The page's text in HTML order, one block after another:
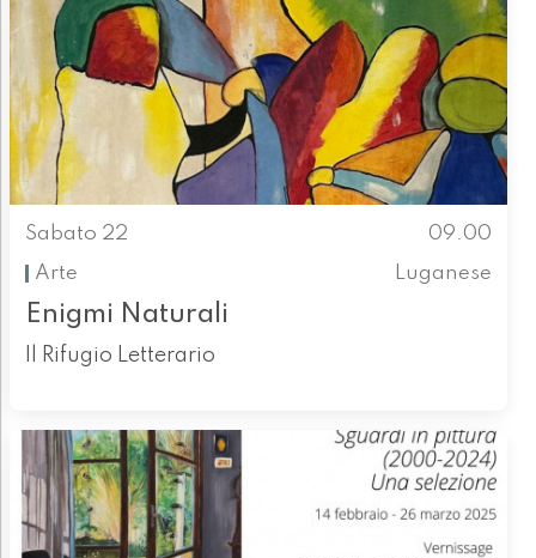
Sabato 22
09.00
Arte
Luganese
Enigmi Naturali
Il Rifugio Letterario